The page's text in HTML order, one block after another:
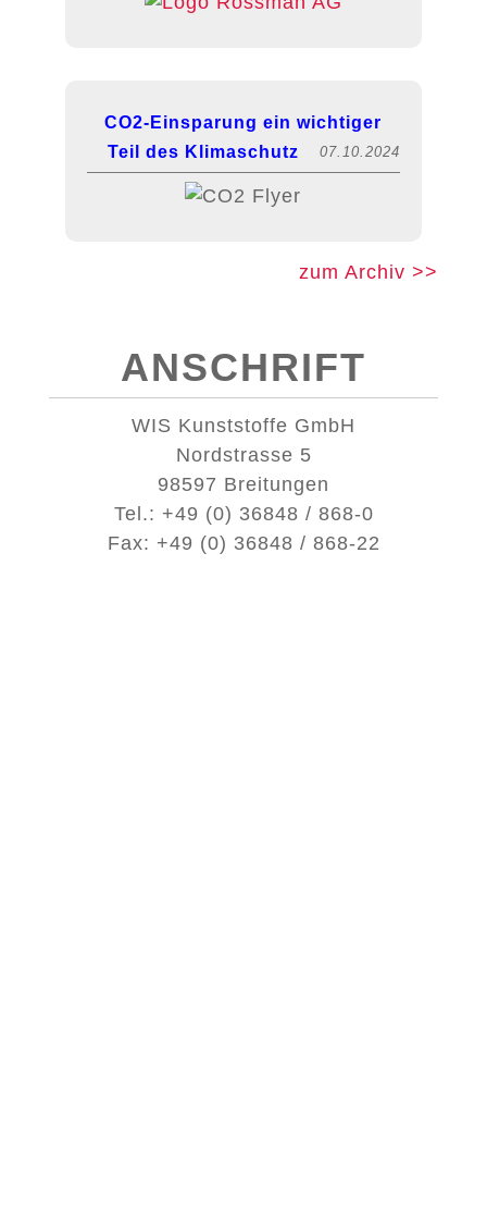
CO2-Einsparung ein wichtiger
Teil des Klimaschutz
07.10.2024
zum Archiv >>
ANSCHRIFT
WIS Kunststoffe GmbH
Nordstrasse 5
98597 Breitungen
Tel.: +49 (0) 36848 / 868-0
Fax: +49 (0) 36848 / 868-22